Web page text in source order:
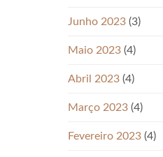
Junho 2023 (3)
Maio 2023 (4)
Abril 2023 (4)
Março 2023 (4)
Fevereiro 2023 (4)